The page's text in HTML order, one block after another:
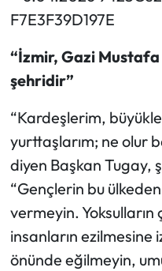
“İzmir, Gazi
şehridir”
“Kardeşlerim,
yurttaşlarım; ne olur
diyen Başkan Tugay,
“Gençlerin bu
vermeyin. Yoksulların
insanların ezilmesine
önünde eğilmeyin,